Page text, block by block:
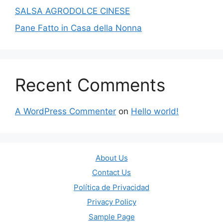
SALSA AGRODOLCE CINESE
Pane Fatto in Casa della Nonna
Recent Comments
A WordPress Commenter on Hello world!
About Us
Contact Us
Política de Privacidad
Privacy Policy
Sample Page